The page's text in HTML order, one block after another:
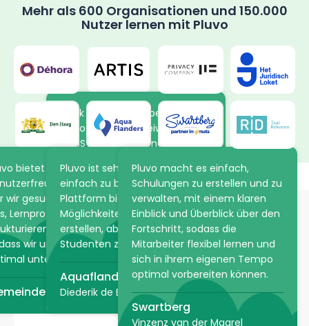
Mehr als 600 Organisationen und 150.000
Nutzer lernen mit Pluvo
Dank der neuen Arbeitsweise in
Pluvo lernen die Freiwilligen von
ARTIS in ihrem eigenen Tempo
Pflanzen im Park. Die Online-
Akademie spart ARTIS viel Zeit,
da praktische Informationen
im Voraus über Pluvo geteilt
werden können.
ARTIS
bietet die Flexibilität und
nach
wir gesucht haben. Es hilft
Lernprozesse einfach zu
und anzupassen,
wir unsere Mitarbeiter
unterstützen können.
Den Haag
Pluvo ist sehr intuitiv und
einfach zu bedienen. Die
Plattform bietet unzählige
Möglichkeiten, einen Kurs zu
erstellen, aber auch den
Studenten zu bewerten!
Aquaflandern
Diederik de Bruyn
Pluvo macht es einfach,
Schulungen zu erstellen und zu
verwalten, mit einem klaren
Einblick und Überblick über den
Fortschritt, sodass die
Mitarbeiter flexibel lernen und
sich in ihrem eigenen Tempo
optimal vorbereiten können.
Swartberg
Vinzenz van der Maarel
Sie möchten E-Learning,
Lehrvideo oder eine ganze
Lernlinie entwickeln lassen?